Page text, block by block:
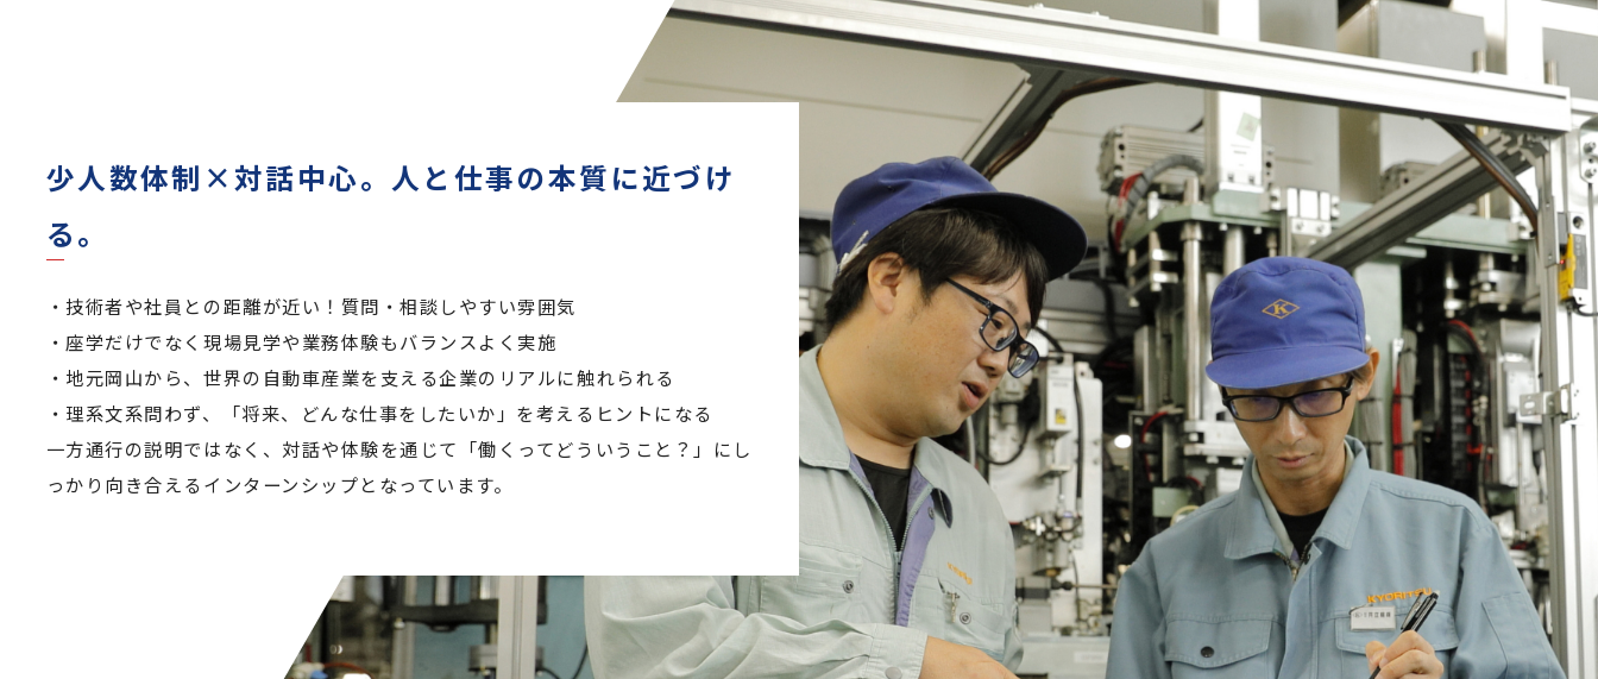
少人数体制×対話中心。人と仕事の本質に近づけ
る。
・技術者や社員との距離が近い！質問・相談しやすい雰囲気
・座学だけでなく現場見学や業務体験もバランスよく実施
・地元岡山から、世界の自動車産業を支える企業のリアルに触れられる
・理系文系問わず、「将来、どんな仕事をしたいか」を考えるヒントになる
一方通行の説明ではなく、対話や体験を通じて「働くってどういうこと？」にし
っかり向き合えるインターンシップとなっています。